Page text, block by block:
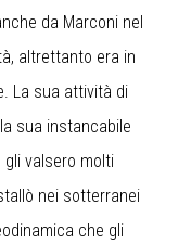
da Marconi nel
altrettanto era in
La sua attività di
sua instancabile
valsero molti
nei sotterranei
che gli